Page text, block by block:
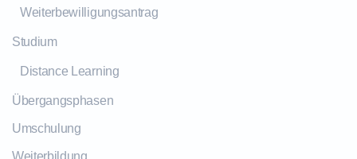
Weiterbewilligungsantrag
Studium
Distance Learning
Übergangsphasen
Umschulung
Weiterbildung